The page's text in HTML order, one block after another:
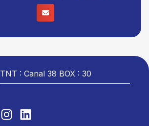
TNT : Canal 38 BOX : 30